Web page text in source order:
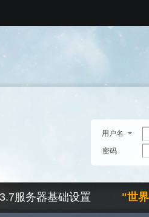
用户名
密码
3.7服务器基础设置 "世